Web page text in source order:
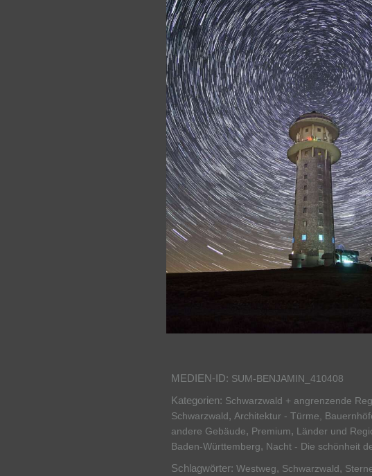
MEDIEN-ID: SUM-BENJAMIN_410408
Kategorien: Schwarzwald + angrenzende
Schwarzwald, Architektur - Türme,
andere Gebäude, Premium, Länder und
Baden-Württemberg, Nacht - Die schönheit
Schlagwörter: Westweg, Schwarzwald,